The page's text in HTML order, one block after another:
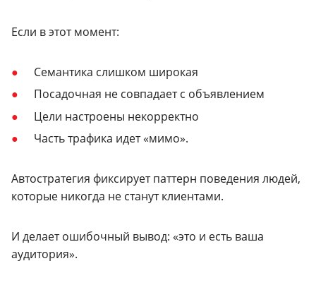
Если в этот момент:
Семантика слишком широкая
Посадочная не совпадает с объявлением
Цели настроены некорректно
Часть трафика идет «мимо».
Автостратегия фиксирует паттерн поведения людей,
которые никогда не станут клиентами.
И делает ошибочный вывод: «это и есть ваша
аудитория».